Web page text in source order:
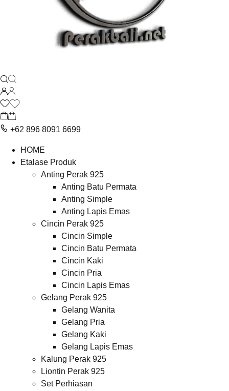
+62 896 8091 6699
HOME
Etalase Produk
Anting Perak 925
Anting Batu Permata
Anting Simple
Anting Lapis Emas
Cincin Perak 925
Cincin Simple
Cincin Batu Permata
Cincin Kaki
Cincin Pria
Cincin Lapis Emas
Gelang Perak 925
Gelang Wanita
Gelang Pria
Gelang Kaki
Gelang Lapis Emas
Kalung Perak 925
Liontin Perak 925
Set Perhiasan